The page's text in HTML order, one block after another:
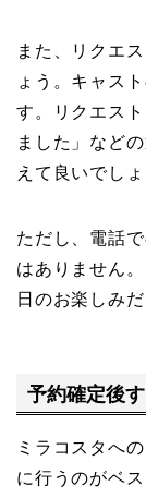
また、リクエ
ょう。キャス
す。リクエス
ました」など
えて良いでしょ
ただし、電話
はありません
日のお楽しみ
予約確定後
ミラコスタへ
に行うのがベ